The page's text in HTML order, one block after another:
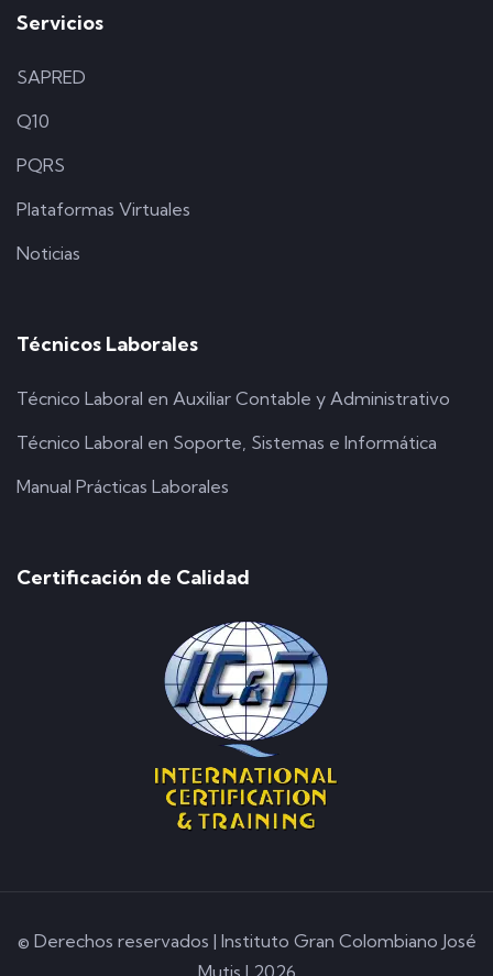
Servicios
SAPRED
Q10
PQRS
Plataformas Virtuales
Noticias
Técnicos Laborales
Técnico Laboral en Auxiliar Contable y Administrativo
Técnico Laboral en Soporte, Sistemas e Informática
Manual Prácticas Laborales
Certificación de Calidad
© Derechos reservados | Instituto Gran Colombiano José
Mutis | 2026